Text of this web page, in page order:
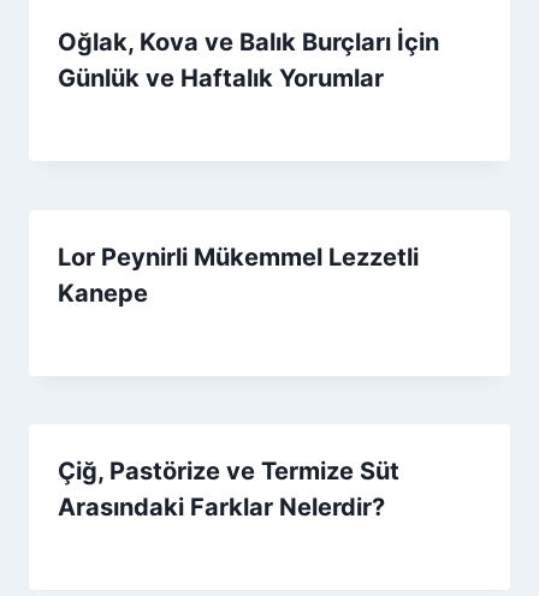
Oğlak, Kova ve Balık Burçları İçin
Günlük ve Haftalık Yorumlar
Lor Peynirli Mükemmel Lezzetli
Kanepe
Çiğ, Pastörize ve Termize Süt
Arasındaki Farklar Nelerdir?